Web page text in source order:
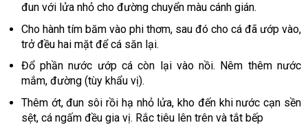
đun với lửa nhỏ cho đường chuyển màu cánh gián.
Cho hành tím băm vào phi thơm, sau đó cho cá đã ướp vào,
trở đều hai mặt để cá săn lại.
Đổ phần nước ướp cá còn lại vào nồi. Nêm thêm nước
mắm, đường (tùy khẩu vị).
Thêm ớt, đun sôi rồi hạ nhỏ lửa, kho đến khi nước cạn sền
sệt, cá ngấm đều gia vị. Rắc tiêu lên trên và tắt bếp